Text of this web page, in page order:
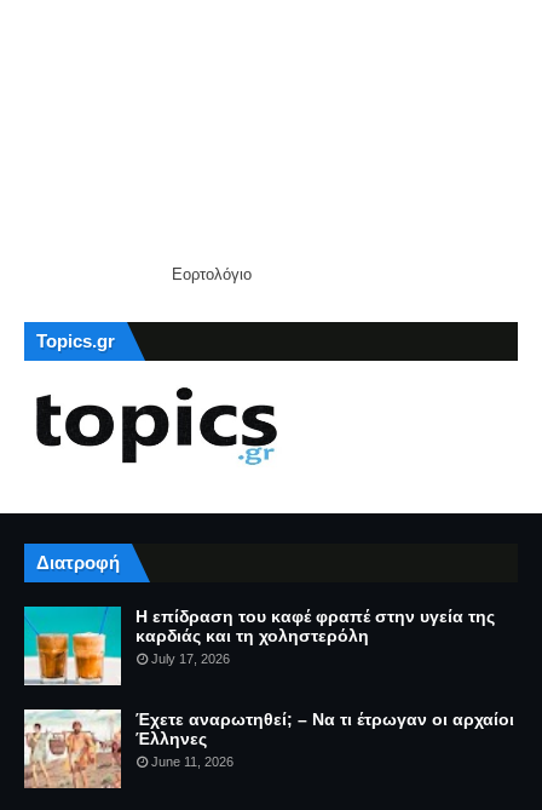
Εορτολόγιο
Topics.gr
Διατροφή
Η επίδραση του καφέ φραπέ στην υγεία της
καρδιάς και τη χοληστερόλη
July 17, 2026
Έχετε αναρωτηθεί; – Να τι έτρωγαν οι αρχαίοι
Έλληνες
June 11, 2026